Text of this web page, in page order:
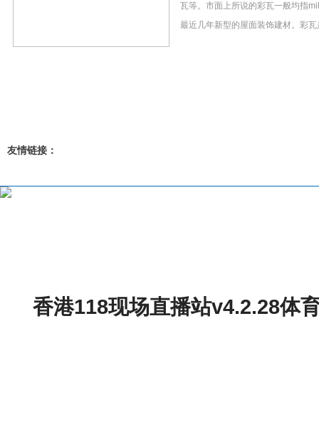
瓦等。市面上所说的彩瓦一般均指
最近几年新型的屋面装饰建材。彩
友情链接：
香港118现场直播站v4.2.28体